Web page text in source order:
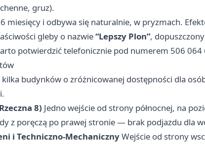
gruz).
miesięcy i odbywa się naturalnie, w pryzmach.
gleby o nazwie“Lepszy Plon”,
potwierdzić telefonicznie pod numerem 506 064
budynków o zróżnicowanej dostępności dla
8) Jedno wejście od strony północnej, na
z poręczą po prawej stronie — brak podjazdu dla
i Techniczno-MechanicznyWejście od strony